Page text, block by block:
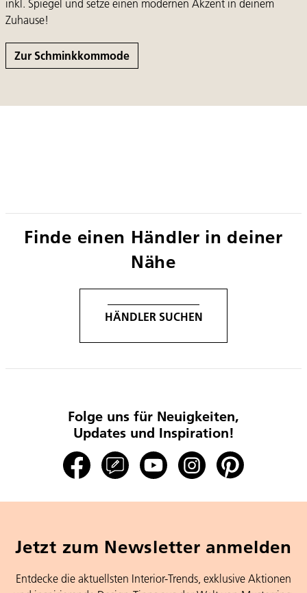
inkl. Spiegel und setze einen modernen Akzent in deinem
Zuhause!
Zur Schminkkommode
Finde einen Händler in deiner
Nähe
HÄNDLER SUCHEN
Folge uns für Neuigkeiten,
Updates und Inspiration!
Jetzt zum Newsletter anmelden
Entdecke die aktuellsten Interior-Trends, exklusive Aktionen